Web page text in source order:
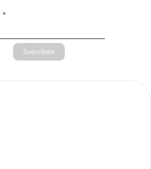
Suscríbete